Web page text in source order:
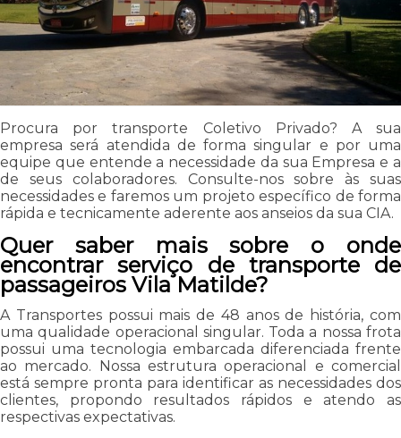
Procura por transporte Coletivo Privado? A sua
empresa será atendida de forma singular e por uma
equipe que entende a necessidade da sua Empresa e a
de seus colaboradores. Consulte-nos sobre às suas
necessidades e faremos um projeto específico de forma
rápida e tecnicamente aderente aos anseios da sua CIA.
Quer saber mais sobre o onde
encontrar serviço de transporte de
passageiros Vila Matilde?
A Transportes possui mais de 48 anos de história, com
uma qualidade operacional singular. Toda a nossa frota
possui uma tecnologia embarcada diferenciada frente
ao mercado. Nossa estrutura operacional e comercial
está sempre pronta para identificar as necessidades dos
clientes, propondo resultados rápidos e atendo as
respectivas expectativas.